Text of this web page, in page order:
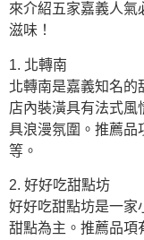
來介紹五家嘉義人氣
滋味！
1. 北轉南
北轉南是嘉義知名的
店內裝潢具有法式風
具浪漫氛圍。推薦品
等。
2. 好好吃甜點坊
好好吃甜點坊是一家
甜點為主。推薦品項